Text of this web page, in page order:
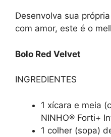
Desenvolva sua
com amor, este é o
Bolo Red Velvet
INGREDIENTES
1 xícara e meia
NINHO® Forti+
1 colher (sopa)